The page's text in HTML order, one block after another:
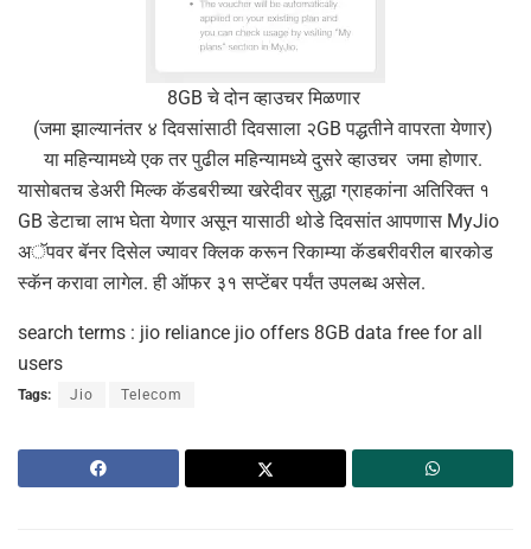
8GB चे दोन व्हाउचर मिळणार
(जमा झाल्यानंतर ४ दिवसांसाठी दिवसाला २GB पद्धतीने वापरता येणार)
या महिन्यामध्ये एक तर पुढील महिन्यामध्ये दुसरे व्हाउचर जमा होणार.
यासोबतच डेअरी मिल्क कॅडबरीच्या खरेदीवर सुद्धा ग्राहकांना अतिरिक्त १
GB डेटाचा लाभ घेता येणार असून यासाठी थोडे दिवसांत आपणास MyJio
अॅपवर बॅनर दिसेल ज्यावर क्लिक करून रिकाम्या कॅडबरीवरील बारकोड
स्कॅन करावा लागेल. ही ऑफर ३१ सप्टेंबर पर्यंत उपलब्ध असेल.
search terms : jio reliance jio offers 8GB data free for all
users
Tags: Jio Telecom